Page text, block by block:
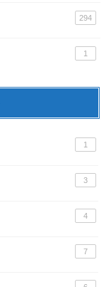
294
1
1
3
4
7